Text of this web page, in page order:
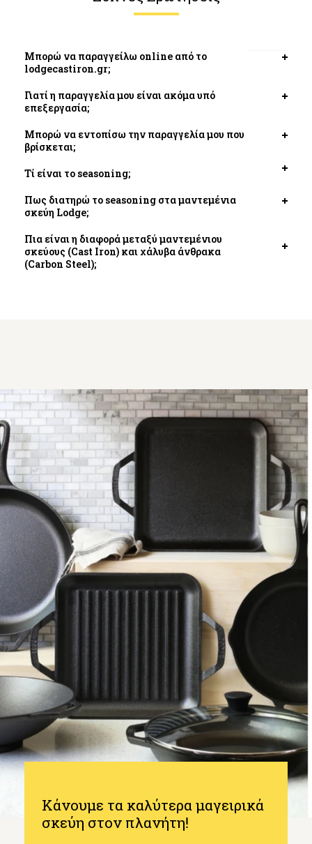
Μπορώ να παραγγείλω online από το
lodgecastiron.gr;
Γιατί η παραγγελία μου είναι ακόμα υπό
επεξεργασία;
Μπορώ να εντοπίσω την παραγγελία μου που
βρίσκεται;
tab
Τί είναι το seasoning;
tab
Πως διατηρώ το seasoning στα μαντεμένια
σκεύη Lodge;
Πια είναι η διαφορά μεταξύ μαντεμένιου
σκεύους (Cast Iron) και χάλυβα άνθρακα
(Carbon Steel);
Κάνουμε τα καλύτερα μαγειρικά
σκεύη στον πλανήτη!